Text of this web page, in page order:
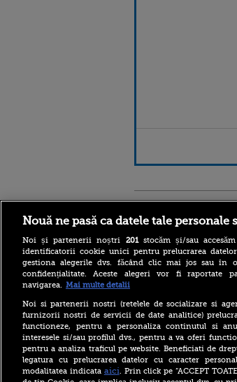
româncă a fost arestată
Germania pentru
favoarea Rusiei
Alerta West Nile: două
persoane au murit, iar
numărul cazurilor a
10. Măsurile de protecție
Nouă ne pasă ca datele tale personale
Noi și partenerii noștri 201stocăm și/sau
identificatorii cookie unici pentru prelucrarea
gestiona alegerile dvs. făcând clic mai jos sau în
confidențialitate. Aceste alegeri vor fi
navigarea. Mai multe detalii
Noi si partenerii nostri (retelele de socializare si
furnizorii nostri de servicii de date analitice)
functioneze, pentru a personaliza continutul si
interesele si/sau profilul dvs., pentru a va oferi
pentru a analiza traficul pe website. Beneficiati de
legatura cu prelucrarea datelor cu caracter
modalitatea indicata aici. Prin click pe “ACCEPT